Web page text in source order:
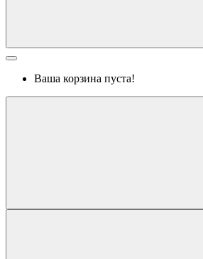
Ваша корзина пуста!